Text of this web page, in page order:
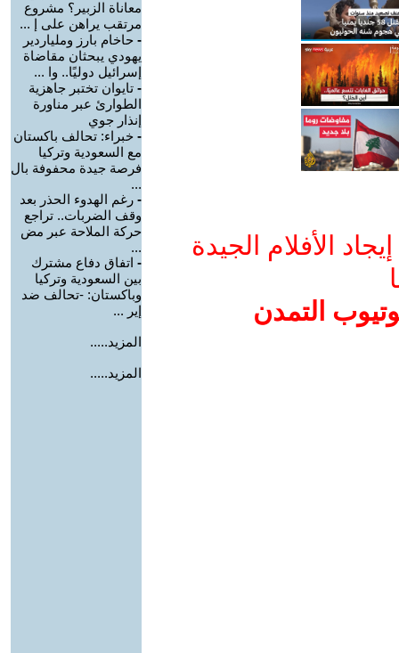
الأفلام الجيدة
التمدن
معاناة الزبير؟ مشروع
مرتقب يراهن على إ ...
- حاخام بارز وملياردير
يهودي يبحثان مقاضاة
إسرائيل دوليًا.. وا ...
- تايوان تختبر جاهزية
الطوارئ عبر مناورة
إنذار جوي
- خبراء: تحالف باكستان
مع السعودية وتركيا
فرصة جيدة محفوفة بال
...
- رغم الهدوء الحذر بعد
وقف الضربات.. تراجع
حركة الملاحة عبر مض
...
- اتفاق دفاع مشترك
بين السعودية وتركيا
وباكستان: -تحالف ضد
إير ...
المزيد.....
المزيد.....